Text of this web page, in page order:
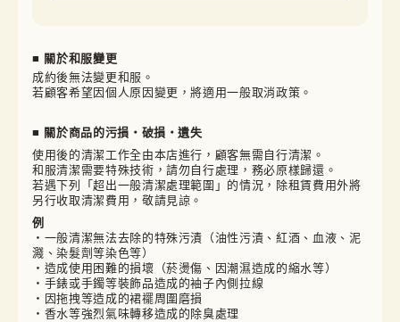
■ 關於和服變更
成約後無法變更和服。
若顧客希望因個人原因變更，將適用一般取消政策。
■ 關於商品的污損・破損・遺失
使用後的清潔工作全由本店進行，顧客無需自行清潔。
和服清潔需要特殊技術，請勿自行處理，務必原樣歸還。
若遇下列「超出一般清潔處理範圍」的情況，除租賃費用外將
另行收取清潔費用，敬請見諒。
例
・一般清潔無法去除的特殊污漬（油性污漬、紅酒、血液、泥
濺、染髮劑等染色等）
・造成使用困難的損壞（菸燙傷、因潮濕造成的縮水等）
・手錶或手鐲等裝飾品造成的袖子內側拉線
・因拖拽等造成的裙襬周圍磨損
・香水等強烈氣味轉移造成的除臭處理